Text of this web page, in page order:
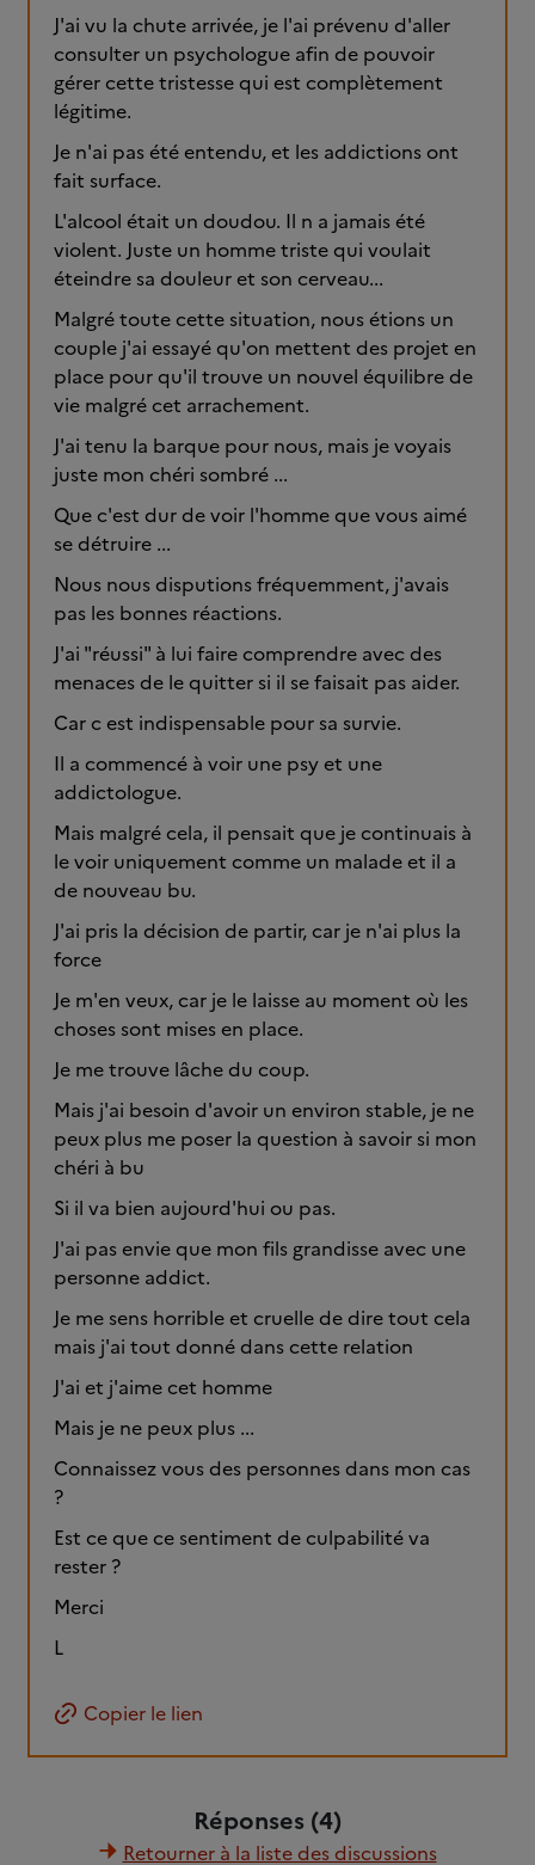
J'ai vu la chute arrivée, je l'ai prévenu d'aller
consulter un psychologue afin de pouvoir
gérer cette tristesse qui est complètement
légitime.
Je n'ai pas été entendu, et les addictions ont
fait surface.
L'alcool était un doudou. Il n a jamais été
violent. Juste un homme triste qui voulait
éteindre sa douleur et son cerveau...
Malgré toute cette situation, nous étions un
couple j'ai essayé qu'on mettent des projet en
place pour qu'il trouve un nouvel équilibre de
vie malgré cet arrachement.
J'ai tenu la barque pour nous, mais je voyais
juste mon chéri sombré ...
Que c'est dur de voir l'homme que vous aimé
se détruire ...
Nous nous disputions fréquemment, j'avais
pas les bonnes réactions.
J'ai "réussi" à lui faire comprendre avec des
menaces de le quitter si il se faisait pas aider.
Car c est indispensable pour sa survie.
Il a commencé à voir une psy et une
addictologue.
Mais malgré cela, il pensait que je continuais à
le voir uniquement comme un malade et il a
de nouveau bu.
J'ai pris la décision de partir, car je n'ai plus la
force
Je m'en veux, car je le laisse au moment où les
choses sont mises en place.
Je me trouve lâche du coup.
Mais j'ai besoin d'avoir un environ stable, je ne
peux plus me poser la question à savoir si mon
chéri à bu
Si il va bien aujourd'hui ou pas.
J'ai pas envie que mon fils grandisse avec une
personne addict.
Je me sens horrible et cruelle de dire tout cela
mais j'ai tout donné dans cette relation
J'ai et j'aime cet homme
Mais je ne peux plus ...
Connaissez vous des personnes dans mon cas
?
Est ce que ce sentiment de culpabilité va
rester ?
Merci
L
Copier le lien
Réponses (4)
Retourner à la liste des discussions